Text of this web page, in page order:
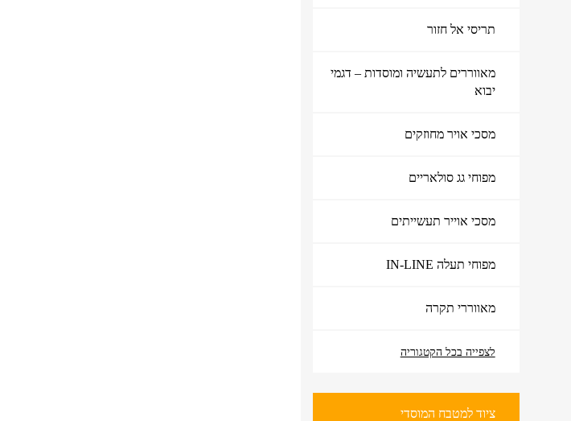
תריסי אל חזור
מאווררים לתעשיה ומוסדות – דגמי
יבוא
מסכי אויר מחוזקים
מפוחי גג סולאריים
מסכי אוייר תעשייתים
מפוחי תעלה IN-LINE
מאווררי תקרה
לצפייה בכל הקטגוריה
ציוד למטבח המוסדי